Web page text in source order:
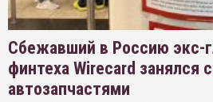
Сбежавший в Россию экс-
финтеха Wirecard занялся
автозапчастями